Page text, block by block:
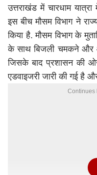
उत्तराखंड में चारधाम
इस बीच मौसम विभाग ने
किया है. मौसम विभाग के
के साथ बिजली चमकने और
जिसके बाद प्रशासन की
एडवाइजरी जारी की गई है
Continues